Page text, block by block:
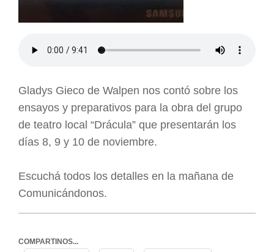
Gladys Gieco de Walpen nos contó sobre los
ensayos y preparativos para la obra del grupo
de teatro local “Drácula” que presentarán los
días 8, 9 y 10 de noviembre.
Escuchá todos los detalles en la mañana de
Comunicándonos.
COMPARTINOS...